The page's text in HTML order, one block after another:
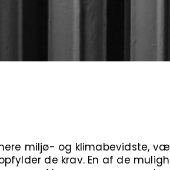
miljø- og klimabevidste,
de krav. En af de